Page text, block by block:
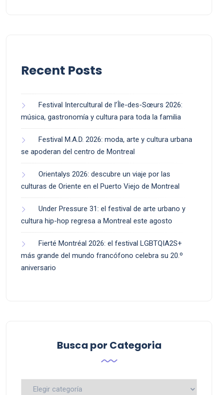
Recent Posts
Festival Intercultural de l’Île-des-Sœurs 2026:
música, gastronomía y cultura para toda la familia
Festival M.A.D. 2026: moda, arte y cultura urbana
se apoderan del centro de Montreal
Orientalys 2026: descubre un viaje por las
culturas de Oriente en el Puerto Viejo de Montreal
Under Pressure 31: el festival de arte urbano y
cultura hip-hop regresa a Montreal este agosto
Fierté Montréal 2026: el festival LGBTQIA2S+
más grande del mundo francófono celebra su 20.º
aniversario
Busca por Categoria
Busca